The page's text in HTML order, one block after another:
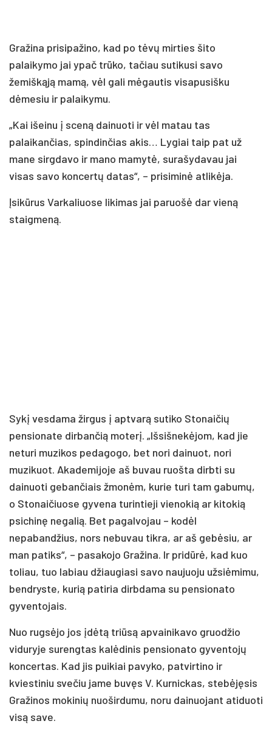
Gražina prisipažino, kad po tėvų mirties šito
palaikymo jai ypač trūko, tačiau sutikusi savo
žemiškąją mamą, vėl gali mėgautis visapusišku
dėmesiu ir palaikymu.
„Kai išeinu į sceną dainuoti ir vėl matau tas
palaikančias, spindinčias akis… Lygiai taip pat už
mane sirgdavo ir mano mamytė, surašydavau jai
visas savo koncertų datas“, – prisiminė atlikėja.
Įsikūrus Varkaliuose likimas jai paruošė dar vieną
staigmeną.
Sykį vesdama žirgus į aptvarą sutiko Stonaičių
pensionate dirbančią moterį. „Išsišnekėjom, kad jie
neturi muzikos pedagogo, bet nori dainuot, nori
muzikuot. Akademijoje aš buvau ruošta dirbti su
dainuoti gebančiais žmonėm, kurie turi tam gabumų,
o Stonaičiuose gyvena turintieji vienokią ar kitokią
psichinę negalią. Bet pagalvojau – kodėl
nepabandžius, nors nebuvau tikra, ar aš gebėsiu, ar
man patiks“, – pasakojo Gražina. Ir pridūrė, kad kuo
toliau, tuo labiau džiaugiasi savo naujuoju užsiėmimu,
bendryste, kurią patiria dirbdama su pensionato
gyventojais.
Nuo rugsėjo jos įdėtą triūsą apvainikavo gruodžio
viduryje surengtas kalėdinis pensionato gyventojų
koncertas. Kad jis puikiai pavyko, patvirtino ir
kviestiniu svečiu jame buvęs V. Kurnickas, stebėjęsis
Gražinos mokinių nuoširdumu, noru dainuojant atiduoti
visą save.